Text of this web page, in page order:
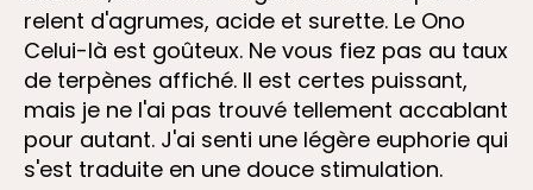
relent d'agrumes, acide et surette. Le Ono
Celui-là est goûteux. Ne vous fiez pas au taux
de terpènes affiché. Il est certes puissant,
mais je ne l'ai pas trouvé tellement accablant
pour autant. J'ai senti une légère euphorie qui
s'est traduite en une douce stimulation.